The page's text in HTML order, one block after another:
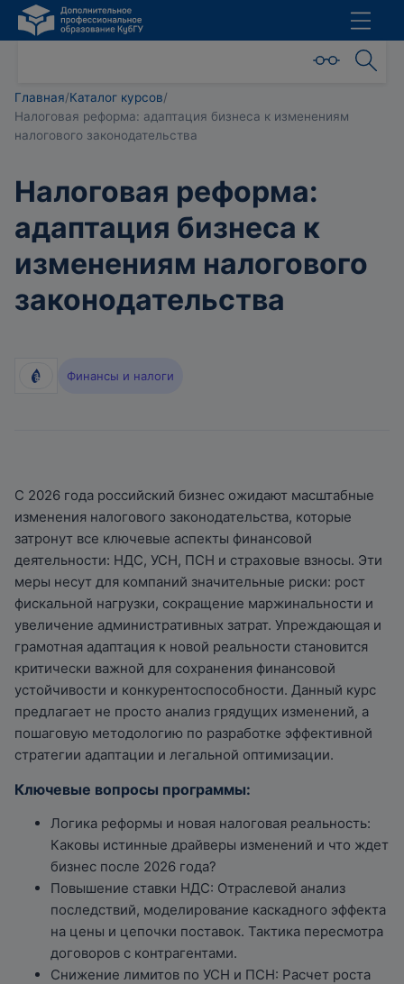
Главная/Каталог курсов/
Налоговая реформа: адаптация бизнеса к изменениям
налогового законодательства
Налоговая реформа:
адаптация бизнеса к
изменениям налогового
законодательства
Финансы и налоги
С 2026 года российский бизнес ожидают масштабные
изменения налогового законодательства, которые
затронут все ключевые аспекты финансовой
деятельности: НДС, УСН, ПСН и страховые взносы. Эти
меры несут для компаний значительные риски: рост
фискальной нагрузки, сокращение маржинальности и
увеличение административных затрат. Упреждающая и
грамотная адаптация к новой реальности становится
критически важной для сохранения финансовой
устойчивости и конкурентоспособности. Данный курс
предлагает не просто анализ грядущих изменений, а
пошаговую методологию по разработке эффективной
стратегии адаптации и легальной оптимизации.
Ключевые вопросы программы:
Логика реформы и новая налоговая реальность:
Каковы истинные драйверы изменений и что ждет
бизнес после 2026 года?
Повышение ставки НДС: Отраслевой анализ
последствий, моделирование каскадного эффекта
на цены и цепочки поставок. Тактика пересмотра
договоров с контрагентами.
Снижение лимитов по УСН и ПСН: Расчет роста